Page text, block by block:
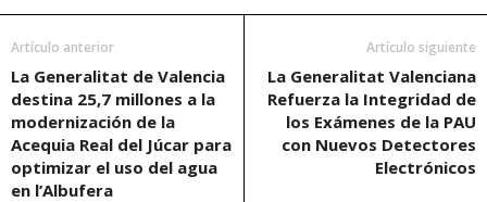
Artículo anterior
La Generalitat de Valencia
destina 25,7 millones a la
modernización de la
Acequia Real del Júcar para
optimizar el uso del agua
en l’Albufera
Artículo siguiente
La Generalitat Valenciana
Refuerza la Integridad de
los Exámenes de la PAU
con Nuevos Detectores
Electrónicos